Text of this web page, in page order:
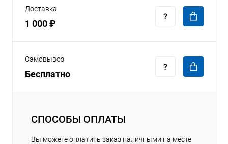
Доставка
1 000 ₽
Самовывоз
Бесплатно
СПОСОБЫ ОПЛАТЫ
Вы можете оплатить заказ наличными на месте